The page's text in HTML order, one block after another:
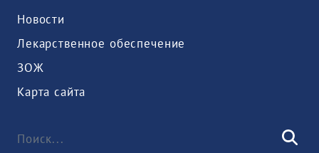
Новости
Лекарственное обеспечение
ЗОЖ
Карта сайта